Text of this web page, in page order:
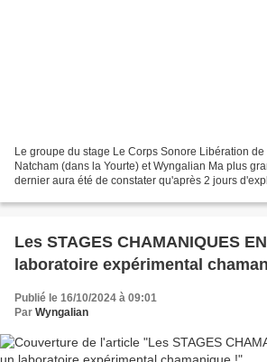
Le groupe du stage Le Corps Sonore Libération de
Natcham (dans la Yourte) et Wyngalian Ma plus
dernier aura été de constater qu'après 2 jours
Les STAGES CHAMANIQUES
laboratoire expérimental
Publié le 16/10/2024 à 09:01
Par Wyngalian